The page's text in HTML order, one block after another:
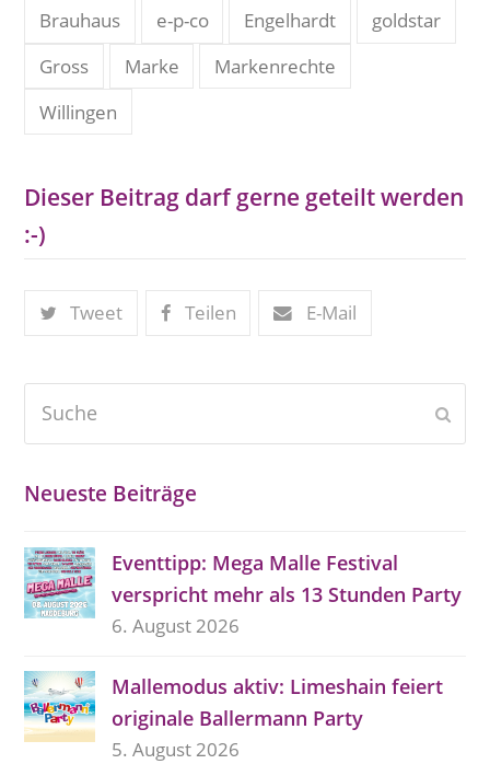
Brauhaus
e-p-co Engelhardt
goldstar
Gross
Marke
Markenrechte
Willingen
Dieser Beitrag darf gerne geteilt werden
:-)
Tweet Teilen E-Mail
Neueste Beiträge
Eventtipp: Mega Malle Festival
verspricht mehr als 13 Stunden Party
6. August 2026
Mallemodus aktiv: Limeshain feiert
originale Ballermann Party
5. August 2026